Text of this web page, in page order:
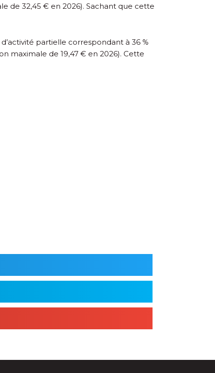
de 32,45 € en 2026). Sachant que cette
partielle correspondant à 36 %
maximale de 19,47 € en 2026). Cette